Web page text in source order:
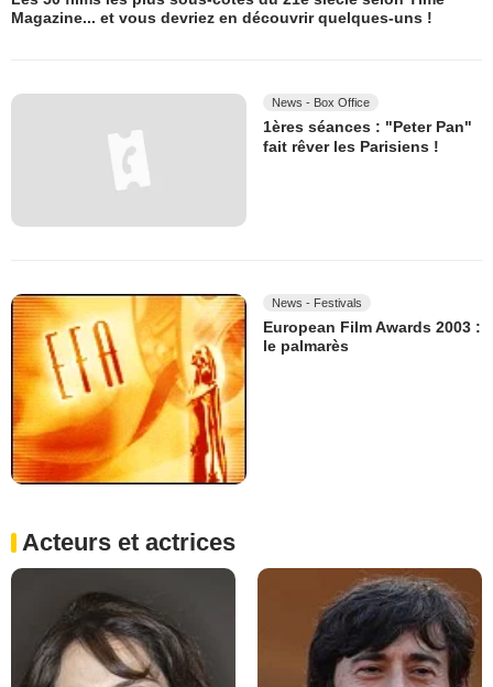
Magazine... et vous devriez en découvrir quelques-uns !
News - Box Office
1ères séances : "Peter Pan"
fait rêver les Parisiens !
News - Festivals
European Film Awards 2003 :
le palmarès
Acteurs et actrices